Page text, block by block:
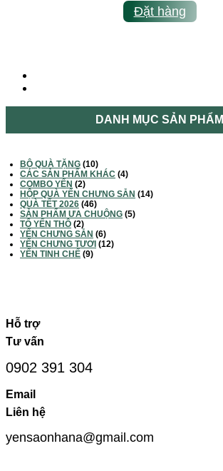
Đặt hàng
DANH MỤC SẢN PHẨM
BỘ QUÀ TẶNG (10)
CÁC SẢN PHẨM KHÁC (4)
COMBO YẾN (2)
HỘP QUÀ YẾN CHƯNG SẴN (14)
QUÀ TẾT 2026 (46)
SẢN PHẨM ƯA CHUỘNG (5)
TỔ YẾN THÔ (2)
YẾN CHƯNG SẴN (6)
YẾN CHƯNG TƯƠI (12)
YẾN TINH CHẾ (9)
Hỗ trợ
Tư vấn
0902 391 304
Email
Liên hệ
yensaonhana@gmail.com